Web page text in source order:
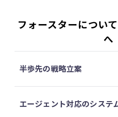
フォースターについ
へ
半歩先の戦略立案
エージェント対応のシステ